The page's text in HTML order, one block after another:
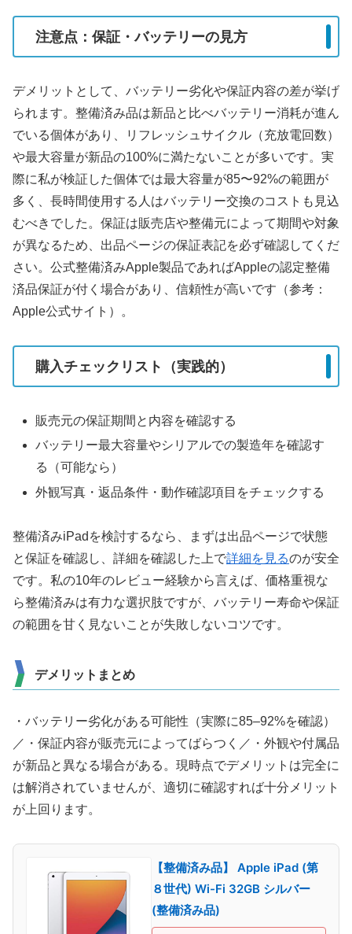
注意点：保証・バッテリーの見方
デメリットとして、バッテリー劣化や保証内容の差が挙げ
られます。整備済み品は新品と比べバッテリー消耗が進ん
でいる個体があり、リフレッシュサイクル（充放電回数）
や最大容量が新品の100%に満たないことが多いです。実
際に私が検証した個体では最大容量が85〜92%の範囲が
多く、長時間使用する人はバッテリー交換のコストも見込
むべきでした。保証は販売店や整備元によって期間や対象
が異なるため、出品ページの保証表記を必ず確認してくだ
さい。公式整備済みApple製品であればAppleの認定整備
済品保証が付く場合があり、信頼性が高いです（参考：
Apple公式サイト）。
購入チェックリスト（実践的）
販売元の保証期間と内容を確認する
バッテリー最大容量やシリアルでの製造年を確認す
る（可能なら）
外観写真・返品条件・動作確認項目をチェックする
整備済みiPadを検討するなら、まずは出品ページで状態
と保証を確認し、詳細を確認した上で詳細を見るのが安全
です。私の10年のレビュー経験から言えば、価格重視な
ら整備済みは有力な選択肢ですが、バッテリー寿命や保証
の範囲を甘く見ないことが失敗しないコツです。
デメリットまとめ
・バッテリー劣化がある可能性（実際に85–92%を確認）
／・保証内容が販売元によってばらつく／・外観や付属品
が新品と異なる場合がある。現時点でデメリットは完全に
は解消されていませんが、適切に確認すれば十分メリット
が上回ります。
【整備済み品】 Apple iPad (第
８世代) Wi-Fi 32GB シルバー
(整備済み品)